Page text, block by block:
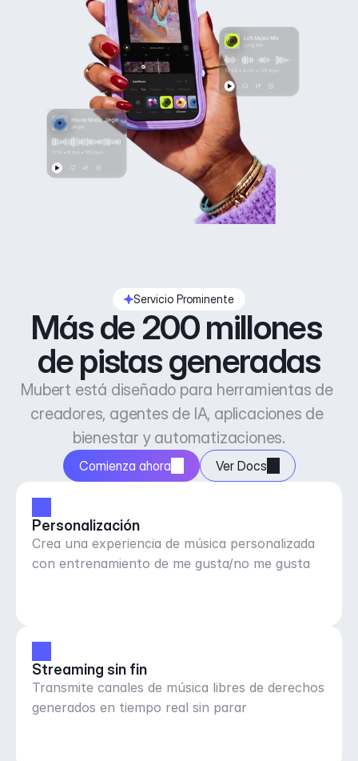
Servicio Prominente
Más de 200 millones
de pistas generadas
Mubert está diseñado para herramientas de
creadores, agentes de IA, aplicaciones de
bienestar y automatizaciones.
Comienza ahora Ver Docs
Personalización
Crea una experiencia de música personalizada
con entrenamiento de me gusta/no me gusta
Streaming sin fin
Transmite canales de música libres de derechos
generados en tiempo real sin parar